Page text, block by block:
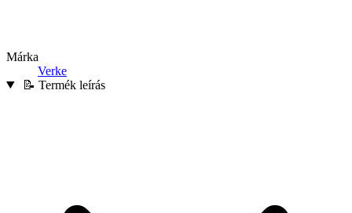
Márka
Verke
📝 Termék leírás